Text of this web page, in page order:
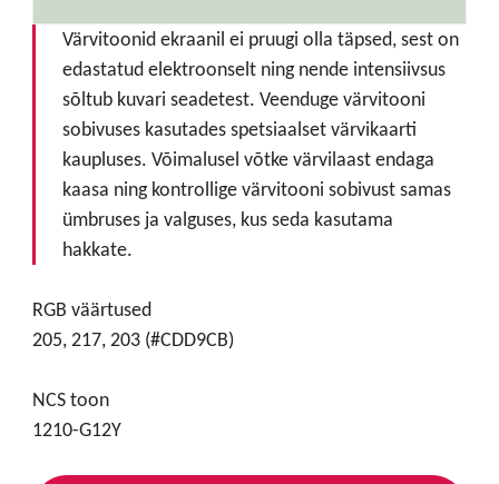
Värvitoonid ekraanil ei pruugi olla täpsed, sest on
edastatud elektroonselt ning nende intensiivsus
sõltub kuvari seadetest. Veenduge värvitooni
sobivuses kasutades spetsiaalset värvikaarti
kaupluses. Võimalusel võtke värvilaast endaga
kaasa ning kontrollige värvitooni sobivust samas
ümbruses ja valguses, kus seda kasutama
hakkate.
RGB väärtused
205, 217, 203 (#CDD9CB)
NCS toon
1210-G12Y